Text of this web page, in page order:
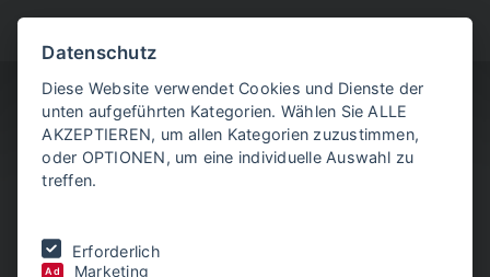
ein Bahnticket für ganz Europa
Datenschutz
Diese Website verwendet Cookies und Dienste der
unten aufgeführten Kategorien. Wählen Sie ALLE
AKZEPTIEREN, um allen Kategorien zuzustimmen,
oder OPTIONEN, um eine individuelle Auswahl zu
treffen.
Erforderlich
Ad Marketing